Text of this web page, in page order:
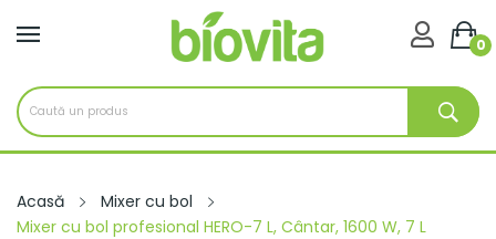
0

Acasă
Mixer cu bol
Mixer cu bol profesional HERO-7 L, Cântar, 1600 W, 7 L